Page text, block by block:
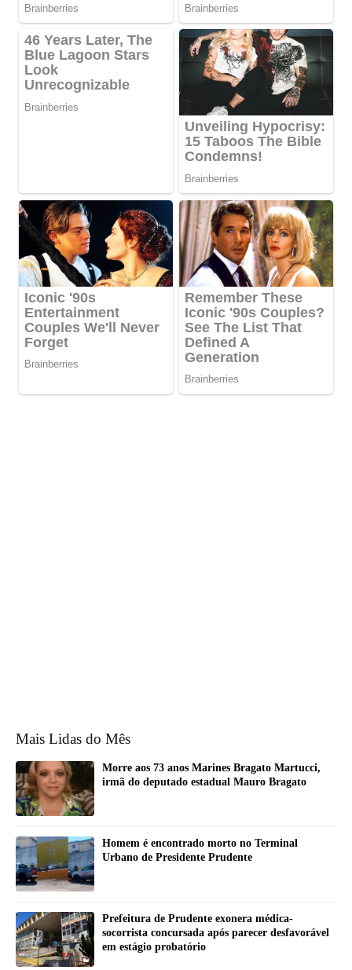
Mais Lidas do Mês
Morre aos 73 anos Marines Bragato Martucci,
irmã do deputado estadual Mauro Bragato
Homem é encontrado morto no Terminal
Urbano de Presidente Prudente
Prefeitura de Prudente exonera médica-
socorrista concursada após parecer desfavorável
em estágio probatório